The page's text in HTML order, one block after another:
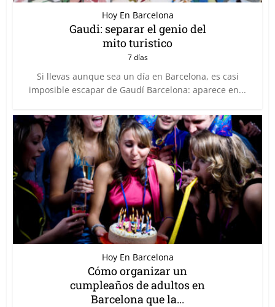
Hoy En Barcelona
Gaudi: separar el genio del
mito turistico
7 días
Si llevas aunque sea un día en Barcelona, es casi
imposible escapar de Gaudí Barcelona: aparece en...
Hoy En Barcelona
Cómo organizar un
cumpleaños de adultos en
Barcelona que la...